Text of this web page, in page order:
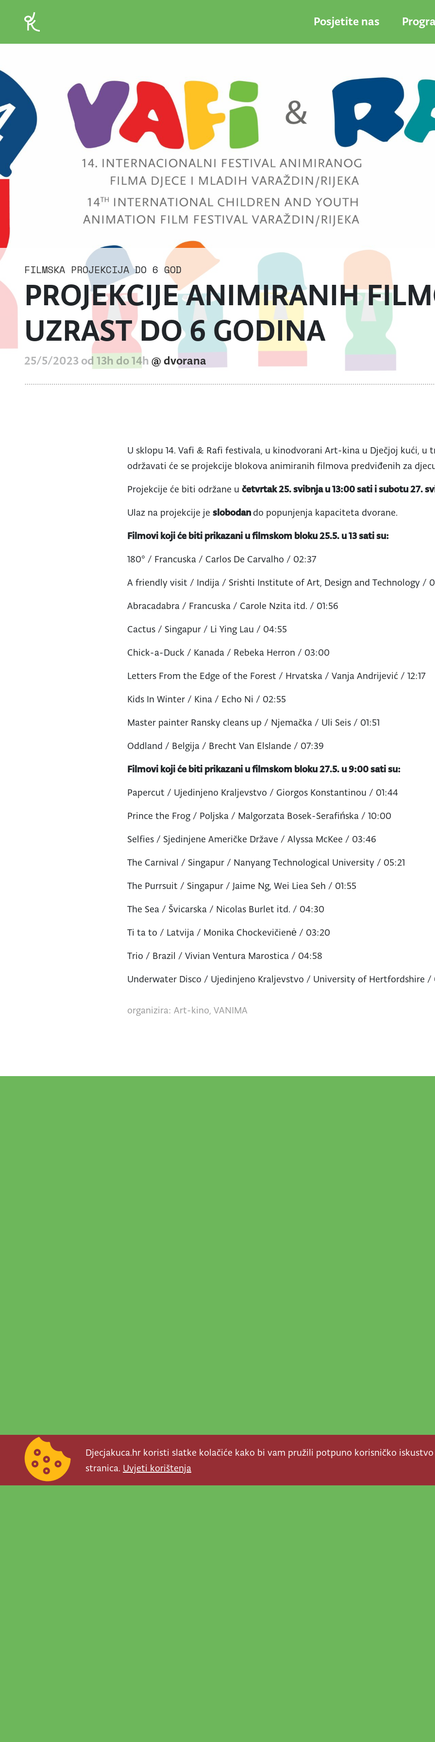
Posjetite nas
FILMSKA PROJEKCIJA DO 6 GOD
PROJEKCIJE ANIMIRANIH
UZRAST DO 6 GODINA
25/5/2023 od 13h do 14h @ dvorana
U sklopu 14. Vafi & Rafi festivala, u kinodvorani Art-kina u Dječjoj kući, u
održavati će se projekcije blokova animiranih filmova predviđenih za
Projekcije će biti održane učetvrtak 25. svibnja u 13:00 sati i subotu 27.
Ulaz na projekcije jeslobodando popunjenja kapaciteta dvorane.
Filmovi koji će biti prikazani u filmskom bloku 25.5. u 13 sati su:
180° / Francuska / Carlos De Carvalho / 02:37
A friendly visit / Indija / Srishti Institute of Art, Design and Technology /
Abracadabra / Francuska / Carole Nzita itd. / 01:56
Cactus / Singapur / Li Ying Lau / 04:55
Chick-a-Duck / Kanada / Rebeka Herron / 03:00
Letters From the Edge of the Forest / Hrvatska / Vanja Andrijević / 12:17
Kids In Winter / Kina / Echo Ni / 02:55
Master painter Ransky cleans up / Njemačka / Uli Seis / 01:51
Oddland / Belgija / Brecht Van Elslande / 07:39
Filmovi koji će biti prikazani u filmskom bloku 27.5. u 9:00 sati su:
Papercut / Ujedinjeno Kraljevstvo / Giorgos Konstantinou / 01:44
Prince the Frog / Poljska / Malgorzata Bosek-Serafińska / 10:00
Selfies / Sjedinjene Američke Države / Alyssa McKee / 03:46
The Carnival / Singapur / Nanyang Technological University / 05:21
The Purrsuit / Singapur / Jaime Ng, Wei Liea Seh / 01:55
The Sea / Švicarska / Nicolas Burlet itd. / 04:30
Ti ta to / Latvija / Monika Chockevičienė / 03:20
Trio / Brazil / Vivian Ventura Marostica / 04:58
Underwater Disco / Ujedinjeno Kraljevstvo / University of Hertfordshire /
organizira: Art-kino, VANIMA
Djecjakuca.hr koristi slatke kolačiće kako bi vam pružili potpuno korisničko
stranica. Uvjeti korištenja